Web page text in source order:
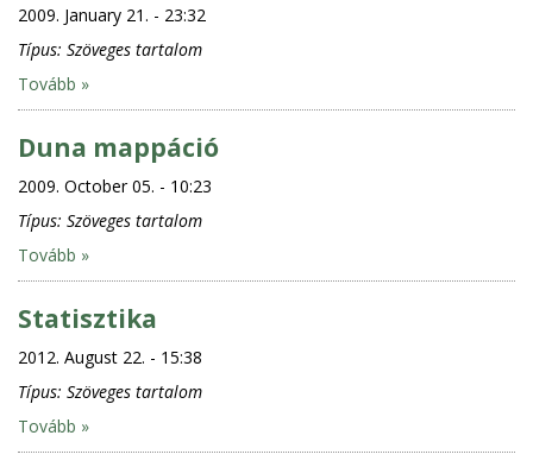
2009. January 21. - 23:32
Típus: Szöveges tartalom
Tovább »
Duna mappáció
2009. October 05. - 10:23
Típus: Szöveges tartalom
Tovább »
Statisztika
2012. August 22. - 15:38
Típus: Szöveges tartalom
Tovább »